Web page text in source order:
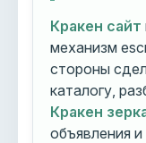
Кракен сайт
механизм
стороны
каталогу,
Кракен
объявления и